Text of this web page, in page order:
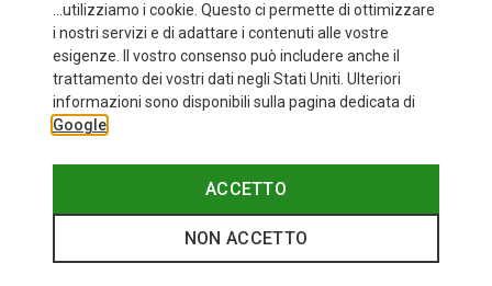
...utilizziamo i cookie. Questo ci permette di ottimizzare
i nostri servizi e di adattare i contenuti alle vostre
esigenze. Il vostro consenso può includere anche il
trattamento dei vostri dati negli Stati Uniti. Ulteriori
informazioni sono disponibili sulla pagina dedicata di
Google
ACCETTO
NON ACCETTO